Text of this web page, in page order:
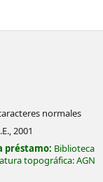
normales
2001
préstamo: Biblioteca
topográfica:AGN